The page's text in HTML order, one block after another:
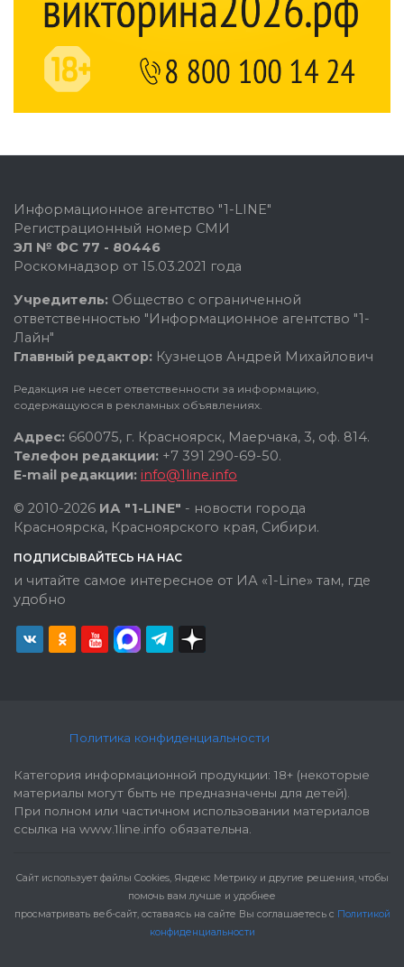
Информационное агентство "1-LINE"
Регистрационный номер СМИ
ЭЛ № ФС 77 - 80446
Роскомнадзор от 15.03.2021 года
Учредитель: Общество с ограниченной
ответственностью "Информационное агентство "1-
Лайн"
Главный редактор: Кузнецов Андрей Михайлович
Редакция не несет ответственности за информацию,
содержащуюся в рекламных объявлениях.
Адрес: 660075, г. Красноярск, Маерчака, 3, оф. 814.
Телефон редакции: +7 391 290-69-50.
E-mail редакции: info@1line.info
© 2010-2026 ИА "1-LINE" - новости города
Красноярска, Красноярского края, Сибири.
ПОДПИСЫВАЙТЕСЬ НА НАС
и читайте самое интересное от ИА «1-Line» там, где
удобно
Политика конфиденциальности
Категория информационной продукции: 18+ (некоторые
материалы могут быть не предназначены для детей).
При полном или частичном использовании материалов
ссылка на www.1line.info обязательна.
Cайт использует файлы Cookies, Яндекс Метрику и другие решения, чтобы
помочь вам лучше и удобнее
просматривать веб-сайт, оставаясь на сайте Вы соглашаетесь с Политикой
конфиденциальности